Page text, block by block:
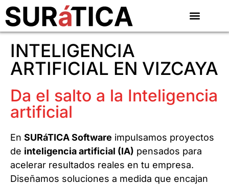
INTELIGENCIA
ARTIFICIAL EN VIZCAYA
Da el salto a la Inteligencia
artificial
En SURáTICA Software impulsamos proyectos
de inteligencia artificial (IA) pensados para
acelerar resultados reales en tu empresa.
Diseñamos soluciones a medida que encajan